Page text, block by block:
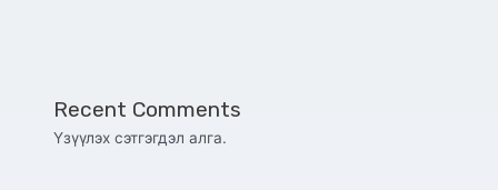
Recent Comments
Үзүүлэх сэтгэгдэл алга.